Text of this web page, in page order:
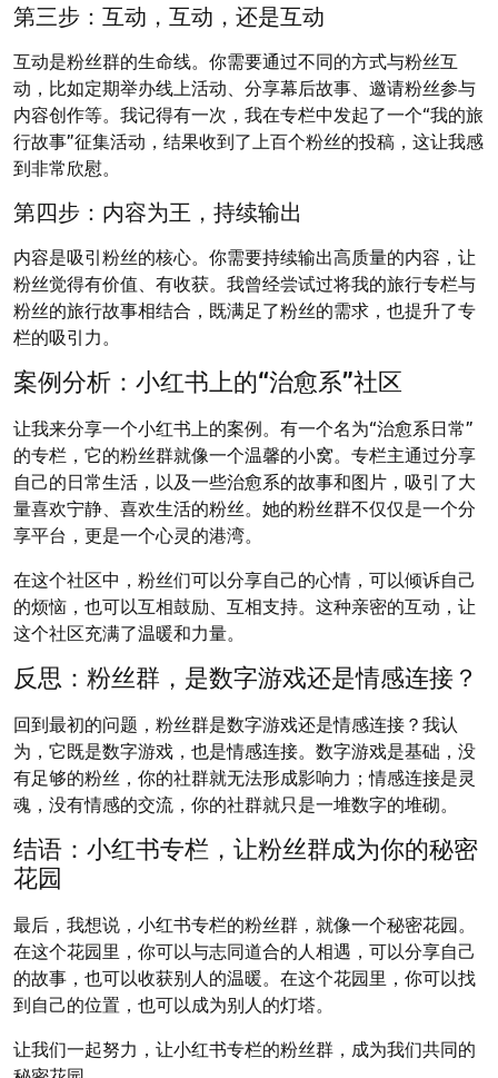
第三步：互动，互动，还是互动
互动是粉丝群的生命线。你需要通过不同的方式与粉丝互
动，比如定期举办线上活动、分享幕后故事、邀请粉丝参与
内容创作等。我记得有一次，我在专栏中发起了一个“我的旅
行故事”征集活动，结果收到了上百个粉丝的投稿，这让我感
到非常欣慰。
第四步：内容为王，持续输出
内容是吸引粉丝的核心。你需要持续输出高质量的内容，让
粉丝觉得有价值、有收获。我曾经尝试过将我的旅行专栏与
粉丝的旅行故事相结合，既满足了粉丝的需求，也提升了专
栏的吸引力。
案例分析：小红书上的“治愈系”社区
让我来分享一个小红书上的案例。有一个名为“治愈系日常”
的专栏，它的粉丝群就像一个温馨的小窝。专栏主通过分享
自己的日常生活，以及一些治愈系的故事和图片，吸引了大
量喜欢宁静、喜欢生活的粉丝。她的粉丝群不仅仅是一个分
享平台，更是一个心灵的港湾。
在这个社区中，粉丝们可以分享自己的心情，可以倾诉自己
的烦恼，也可以互相鼓励、互相支持。这种亲密的互动，让
这个社区充满了温暖和力量。
反思：粉丝群，是数字游戏还是情感连接？
回到最初的问题，粉丝群是数字游戏还是情感连接？我认
为，它既是数字游戏，也是情感连接。数字游戏是基础，没
有足够的粉丝，你的社群就无法形成影响力；情感连接是灵
魂，没有情感的交流，你的社群就只是一堆数字的堆砌。
结语：小红书专栏，让粉丝群成为你的秘密
花园
最后，我想说，小红书专栏的粉丝群，就像一个秘密花园。
在这个花园里，你可以与志同道合的人相遇，可以分享自己
的故事，也可以收获别人的温暖。在这个花园里，你可以找
到自己的位置，也可以成为别人的灯塔。
让我们一起努力，让小红书专栏的粉丝群，成为我们共同的